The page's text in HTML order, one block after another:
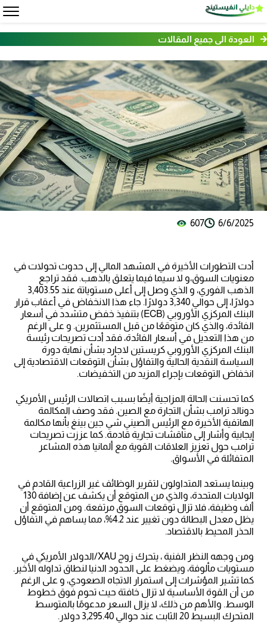
العودة الى جميع المقالات
6/6/2025
607
أدت التطورات الأخيرة في المشهد المالي إلى حدوث تحولات في
معنويات السوق،و لا سيما فيما يتعلق بالذهب. فقد تراجع
الذهب الفوري، و الذي وصل إلى أعلى مستوياتة عند 3,403.55
دولارًا، إلى حوالي 3,340 دولارًا. جاء هذا الانخفاض في أعقاب قرار
البنك المركزي الأوروبي (ECB) بتنفيذ خفض متشدد في أسعار
الفائدة، والذي كان متوقعًا من قبل المستثمرين. و على الرغم
من هذا التعديل في أسعار الفائدة، فقد أدت تصريحات رئيسة
البنك المركزي الأوروبي كريستين لاجارد بشأن نهاية دورة
السياسة النقدية الحالية والتفاؤل بشأن التوقعات الاقتصادية إلى
انخفاض التوقعات بإجراء المزيد من التخفيضات.
كما تحسنت الحالة المزاجية أيضًا بسبب اتصالات الرئيس الأمريكي
دونالد ترامب بشأن التجارة مع الصين. فقد وصف المكالمة
الهاتفية الأخيرة مع الرئيس الصيني شي جين بينغ بأنها مكالمة
إيجابية وأشار إلى مناقشات تجارية قادمة. كما عززت تصريحات
ترامب حول تعزيز العلاقات القوية مع ألمانيا هذه المشاعر
المتفائلة في الأسواق.
وبينما يستعد المتداولون لتقرير الوظائف غير الزراعية القادم في
الولايات المتحدة، والذي من المتوقع أن يكشف عن إضافة 130
ألف وظيفة، فلا تزال توقعات السوق مرتفعة. ومن المتوقع أن
يظل معدل البطالة دون تغيير عند 4.2%، مما يساهم في التفاؤل
الحذر المحيط بالاقتصاد.
ومن وجهه النظر الفنية ، يتحرك زوج XAU/الدولار الأمريكي في
مستويات مألوفة، ويضغط على الحدود الدنيا لنطاق تداوله الأخير.
كما تشير المؤشرات إلى استمرار الاتجاه الصعودي، و على الرغم
من أن القوة الأساسية لا تزال خافتة حيث تحوم فوق خطوط
الوسط. والأهم من ذلك، لا يزال السعر مدعومًا بالمتوسط
المتحرك البسيط 20 الثابت عند حوالي 3,295.40 دولار.